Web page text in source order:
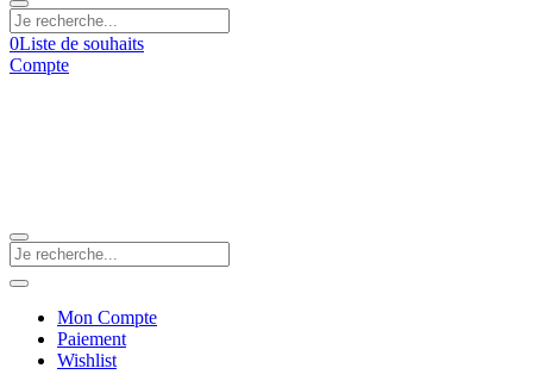
0Liste de souhaits
Compte
Mon Compte
Paiement
Wishlist